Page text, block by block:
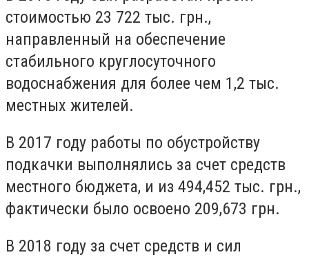
стоимостью 23 722 тыс. грн.,
направленный на обеспечение
стабильного круглосуточного
водоснабжения для более чем 1,2 тыс.
местных жителей.
В 2017 году работы по обустройству
подкачки выполнялись за счет средств
местного бюджета, и из 494,452 тыс. грн.,
фактически было освоено 209,673 грн.
В 2018 году за счет средств и сил